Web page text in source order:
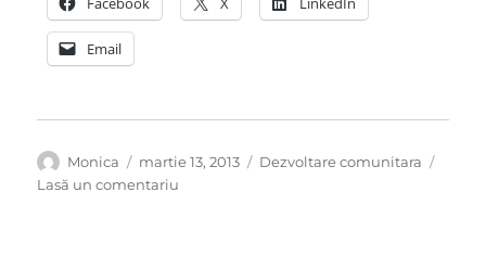
Email
Autor
Monica
Publicat
pe
martie 13, 2013 Categorii
Dezvoltare comunitara
Lasă un comentariu